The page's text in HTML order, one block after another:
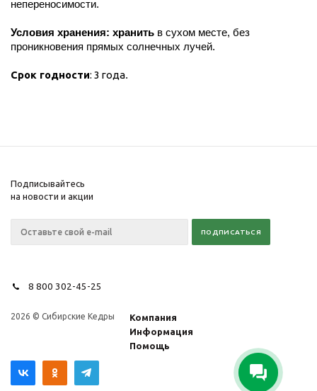
непереносимости.
Условия хранения: хранить в сухом месте, без
проникновения прямых солнечных лучей.
Срок годности: 3 года.
Подписывайтесь
на новости и акции
8 800 302-45-25
2026 © Сибирские Кедры
Компания
Информация
Помощь